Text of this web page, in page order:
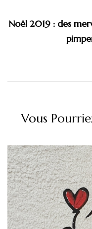
Noël 2019 : des
Vous